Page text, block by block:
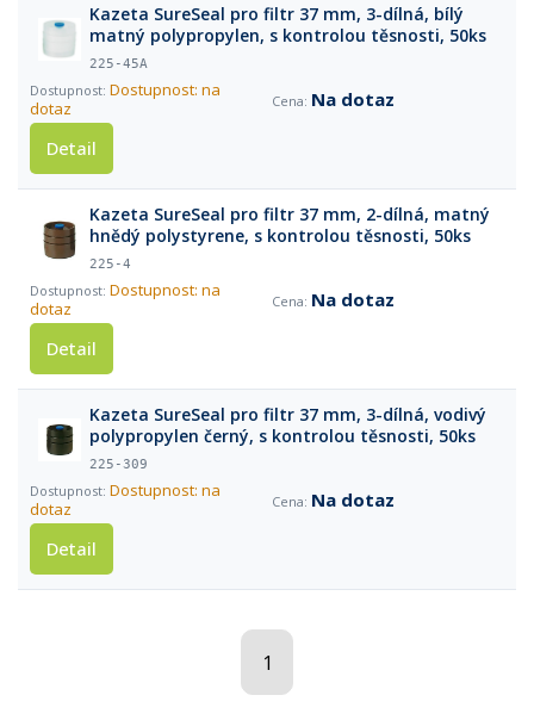
Kazeta SureSeal pro filtr 37 mm, 3-dílná, bílý
matný polypropylen, s kontrolou těsnosti, 50ks
225-45A
Dostupnost: na
dotaz
Na dotaz
Detail
Kazeta SureSeal pro filtr 37 mm, 2-dílná, matný
hnědý polystyrene, s kontrolou těsnosti, 50ks
225-4
Dostupnost: na
dotaz
Na dotaz
Detail
Kazeta SureSeal pro filtr 37 mm, 3-dílná, vodivý
polypropylen černý, s kontrolou těsnosti, 50ks
225-309
Dostupnost: na
dotaz
Na dotaz
Detail
1